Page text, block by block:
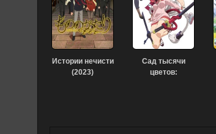
Истории нечисти
(2023)
Сад тысячи
цветов: